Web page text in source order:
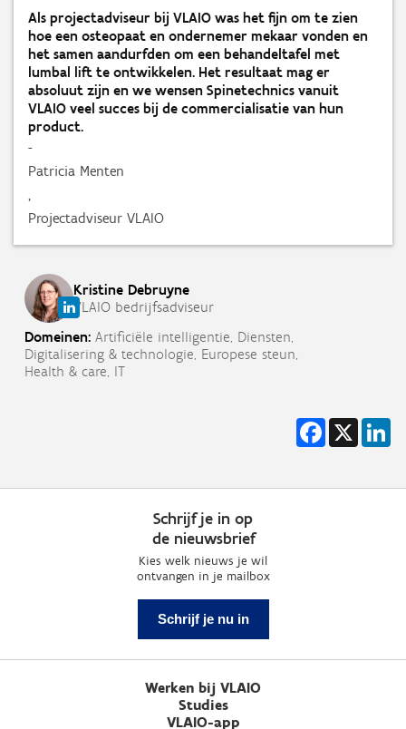
Als projectadviseur bij VLAIO was het fijn om te zien
hoe een osteopaat en ondernemer mekaar vonden en
het samen aandurfden om een behandeltafel met
lumbal lift te ontwikkelen. Het resultaat mag er
absoluut zijn en we wensen Spinetechnics vanuit
VLAIO veel succes bij de commercialisatie van hun
product.
-
Patricia Menten
Projectadviseur VLAIO
Kristine Debruyne
VLAIO bedrijfsadviseur
Domeinen: Artificiële intelligentie, Diensten,
Digitalisering & technologie, Europese steun,
Health & care, IT
Facebook
X
Schrijf je in op
de nieuwsbrief
Kies welk nieuws je wil
ontvangen in je mailbox
Schrijf je nu in
Werken bij VLAIO
Studies
VLAIO-app